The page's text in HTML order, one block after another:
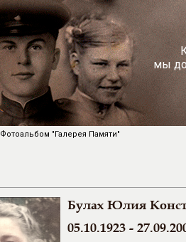
мы
Фотоальбом "Галерея Памяти"
Булах Юлия
05.10.1923 -